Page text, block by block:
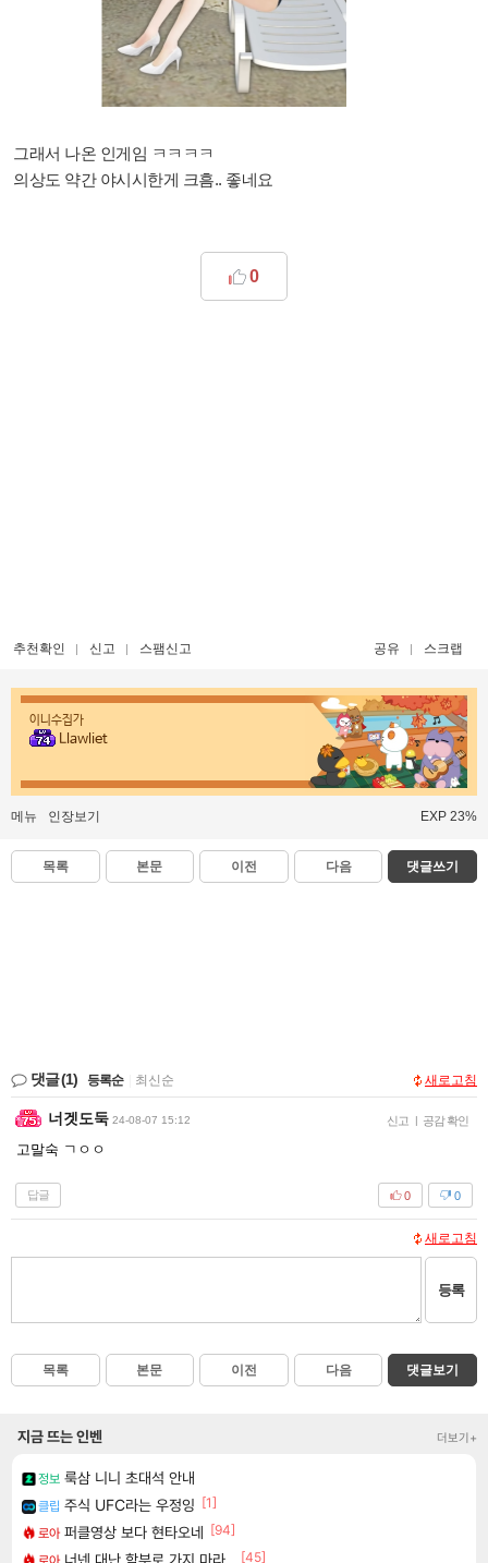
그래서 나온 인게임 ㅋㅋㅋㅋ
의상도 약간 야시시한게 크흠.. 좋네요
0
추천확인 신고 스팸신고 공유 스크랩
이니수집가
Llawliet
메뉴 인장보기 EXP 23%
목록 본문 이전 다음 댓글쓰기
댓글(1) 등록순 최신순 새로고침
너겟도둑 24-08-07 15:12 신고 | 공감 확인
고말숙 ㄱㅇㅇ
답글 0
0
새로고침
등록
목록 본문 이전 다음 댓글보기
지금 뜨는 인벤 더보기+
정보 룩삼 니니 초대석 안내
클립 주식 UFC라는 우정잉 [1]
로아 퍼클영상 보다 현타오네 [94]
[45]